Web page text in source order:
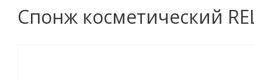
Спонж косметический